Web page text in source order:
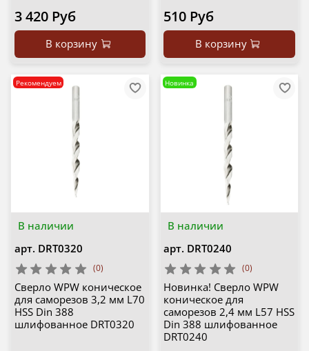
3 420 Руб
В корзину
510 Руб
В корзину
В наличии
Рекомендуем
арт. DRT0320
(0)
Сверло WPW коническое
для саморезов 3,2 мм L70
HSS Din 388
шлифованное DRT0320
В наличии
Новинка
арт. DRT0240
(0)
Новинка! Сверло WPW
коническое для
саморезов 2,4 мм L57 HSS
Din 388 шлифованное
DRT0240